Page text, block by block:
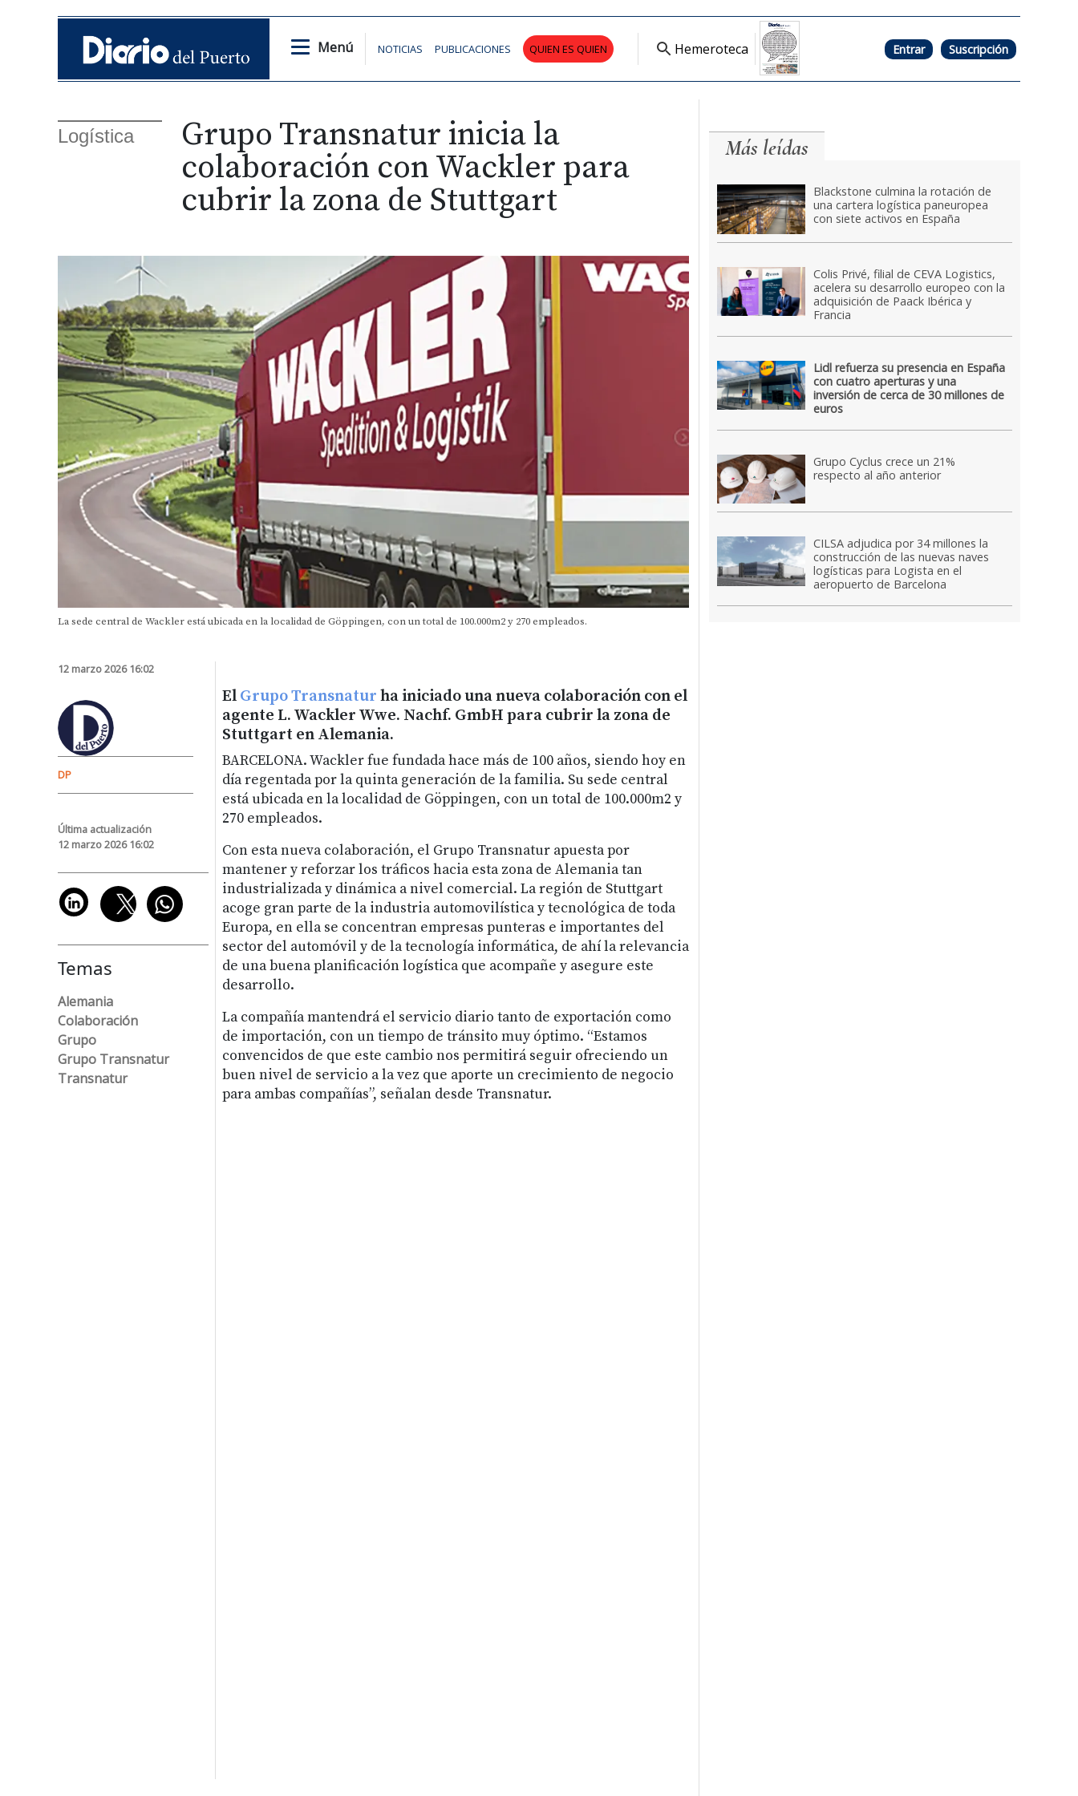
Menú NOTICIAS PUBLICACIONES QUIEN ES QUIEN Hemeroteca Entrar Suscripción
Logística
Grupo Transnatur inicia la
colaboración con Wackler para
cubrir la zona de Stuttgart
La sede central de Wackler está ubicada en la localidad de Göppingen, con un total de 100.000m2 y 270 empleados.
12 marzo 2026 16:02
DP
Última actualización
12 marzo 2026 16:02
Temas
Alemania
Colaboración
Grupo
Grupo Transnatur
Transnatur
El Grupo Transnatur ha iniciado una nueva colaboración con el
agente L. Wackler Wwe. Nachf. GmbH para cubrir la zona de
Stuttgart en Alemania.
BARCELONA. Wackler fue fundada hace más de 100 años, siendo hoy en
día regentada por la quinta generación de la familia. Su sede central
está ubicada en la localidad de Göppingen, con un total de 100.000m2 y
270 empleados.
Con esta nueva colaboración, el Grupo Transnatur apuesta por
mantener y reforzar los tráficos hacia esta zona de Alemania tan
industrializada y dinámica a nivel comercial. La región de Stuttgart
acoge gran parte de la industria automovilística y tecnológica de toda
Europa, en ella se concentran empresas punteras e importantes del
sector del automóvil y de la tecnología informática, de ahí la relevancia
de una buena planificación logística que acompañe y asegure este
desarrollo.
La compañía mantendrá el servicio diario tanto de exportación como
de importación, con un tiempo de tránsito muy óptimo. “Estamos
convencidos de que este cambio nos permitirá seguir ofreciendo un
buen nivel de servicio a la vez que aporte un crecimiento de negocio
para ambas compañías”, señalan desde Transnatur.
Más leídas
Blackstone culmina la rotación de
una cartera logística paneuropea
con siete activos en España
Colis Privé, filial de CEVA Logistics,
acelera su desarrollo europeo con la
adquisición de Paack Ibérica y
Francia
Lidl refuerza su presencia en España
con cuatro aperturas y una
inversión de cerca de 30 millones de
euros
Grupo Cyclus crece un 21%
respecto al año anterior
CILSA adjudica por 34 millones la
construcción de las nuevas naves
logísticas para Logista en el
aeropuerto de Barcelona